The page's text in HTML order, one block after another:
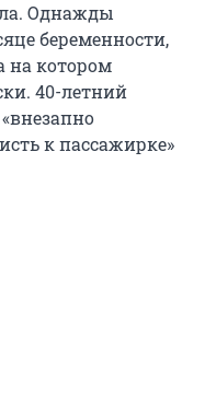
Однажды
беременности,
на котором
40-летний
к пассажирке»